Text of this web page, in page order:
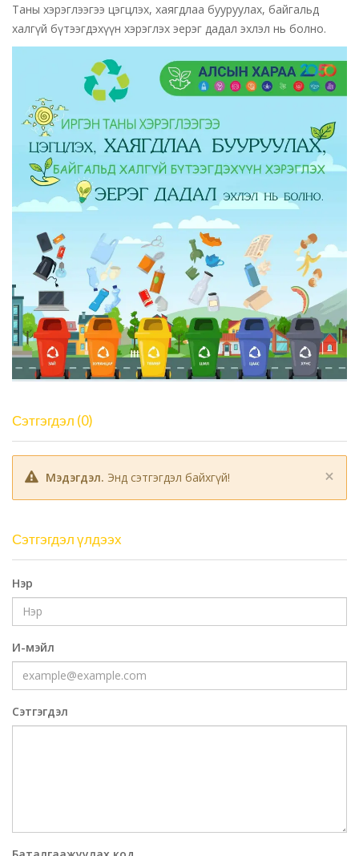
Таны хэрэглээгээ цэгцлэх, хаягдлаа бууруулах, байгальд
халгүй бүтээгдэхүүн хэрэглэх эерэг дадал эхлэл нь болно.
Сэтгэгдэл (0)
×
Мэдэгдэл. Энд сэтгэгдэл байхгүй!
Сэтгэгдэл үлдээх
Нэр
И-мэйл
Сэтгэгдэл